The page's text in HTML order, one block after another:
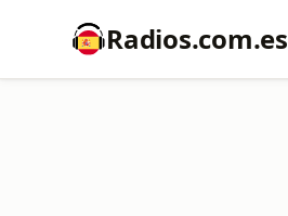
Radios.com.es